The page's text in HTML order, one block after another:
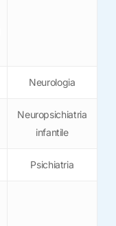
Neurologia
Neuropsichiatria
infantile
Psichiatria